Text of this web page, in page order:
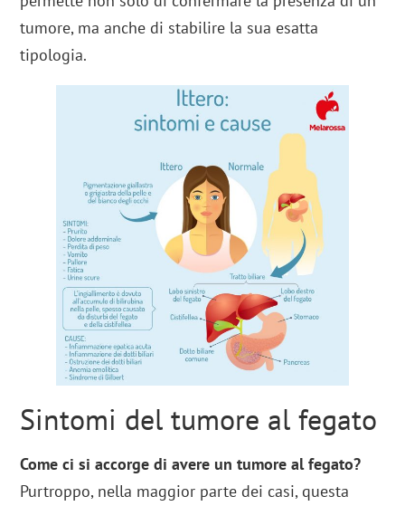
tumore, ma anche di stabilire la sua esatta
tipologia.
Sintomi del tumore al fegato
Come ci si accorge di avere un tumore al fegato?
Purtroppo, nella maggior parte dei casi, questa